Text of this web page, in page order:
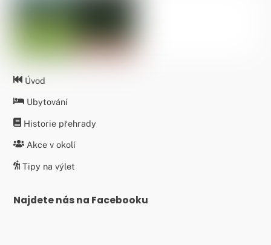
Úvod
Ubytování
Historie přehrady
Akce v okolí
Tipy na výlet
Najdete nás na Facebooku